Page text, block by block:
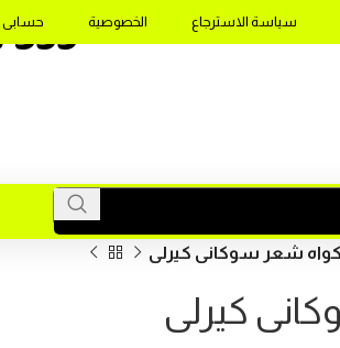
سياسة الاسترجاع الخصوصية حسابى